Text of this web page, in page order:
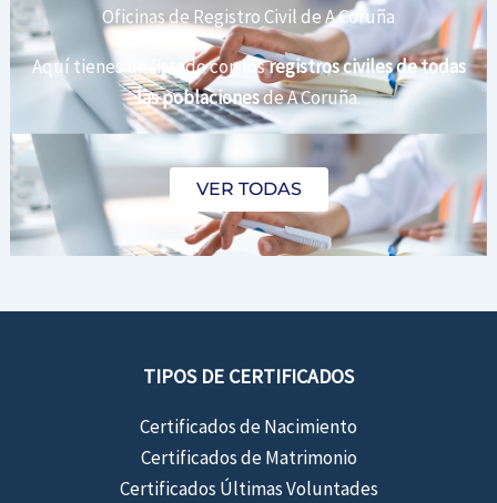
Oficinas de Registro Civil de A Coruña
Aquí tienes un listado con losregistros civiles de todas
las poblacionesde A Coruña.
VER TODAS
TIPOS DE CERTIFICADOS
Certificados de Nacimiento
Certificados de Matrimonio
Certificados Últimas Voluntades